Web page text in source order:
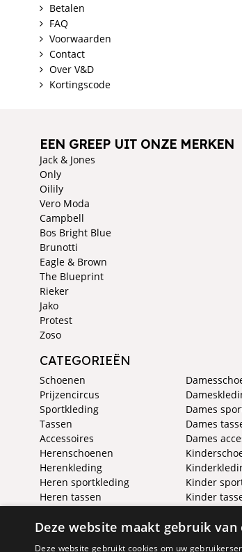
Betalen
FAQ
Voorwaarden
Contact
Over V&D
Kortingscode
EEN GREEP UIT ONZE MERKEN
Jack & Jones
Only
Oilily
Vero Moda
Campbell
Bos Bright Blue
Brunotti
Eagle & Brown
The Blueprint
Rieker
Jako
Protest
Zoso
CATEGORIEËN
Schoenen
Prijzencircus
Sportkleding
Tassen
Accessoires
Herenschoenen
Herenkleding
Heren sportkleding
Heren tassen
Dames
Dames
Dames
Kinder
Kinder
Deze website maakt gebruik van
Deze website gebruikt cookies om uw